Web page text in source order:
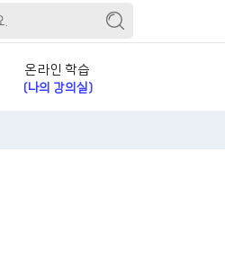
온라인 학습
(나의 강의실)